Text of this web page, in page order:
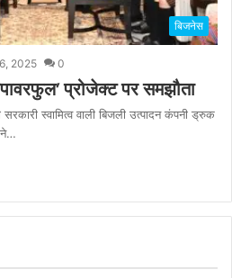
बिजनेस
2025 0
प्रोजेक्ट पर समझौता
स्वामित्व वाली बिजली उत्पादन कंपनी ड्रुक
ने…